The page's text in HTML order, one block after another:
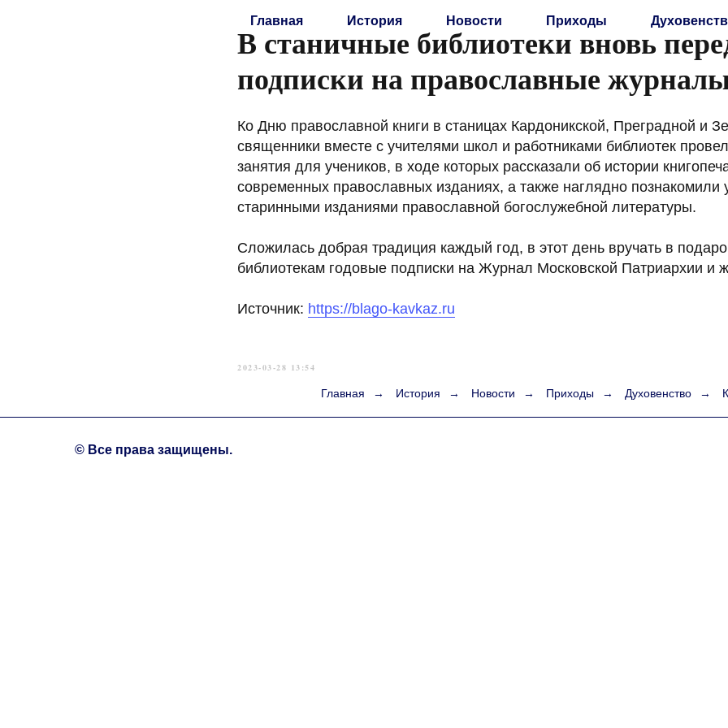
Главная История Новости Приходы
В станичные библиотеки вновь
подписки на православные
Ко Дню православной книги в станицах Кардоникской, Преградной и
священники вместе с учителями школ и работниками библиотек
занятия для учеников, в ходе которых рассказали об истории
современных православных изданиях, а также наглядно познакомили
старинными изданиями православной богослужебной литературы.
Сложилась добрая традиция каждый год, в этот день вручать в
библиотекам годовые подписки на Журнал Московской Патриархии и
Источник: https://blago-kavkaz.ru
2023-03-28 13:54
Главная → История → Новости → Приходы → Духовенство →
© Все права защищены.